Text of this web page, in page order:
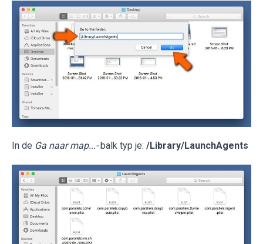
In de Ga naar map...- balk typ je: /Library/LaunchAgents